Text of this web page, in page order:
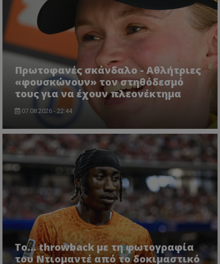
Πρωτοφανές σκάνδαλο - Aθλήτριες
«φουσκώνουν» τον στηθόδεσμό
τους για να έχουν πλεονέκτημα
07.08.2026 - 22:44
Το... throwback με τη φωτογραφία
του Ντιομαντέ από το δοκιμαστικό